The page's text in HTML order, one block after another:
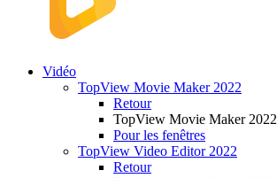
Vidéo
TopView Movie Maker 2022
Retour
TopView Movie Maker 2022
Pour les fenêtres
TopView Video Editor 2022
Retour